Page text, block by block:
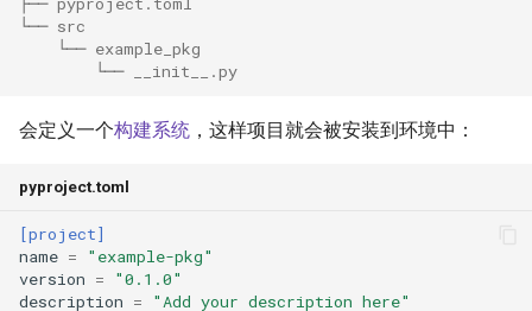
└── src
    └── example_pkg
        └── __init__.py
会定义一个构建系统 ，这样项目就会被安装到环境中：
pyproject.toml
[project]
name =
"example-pkg"
version =
"0.1.0"
description =
"Add your description here"